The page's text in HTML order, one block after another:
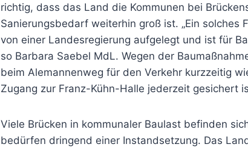
richtig, dass das Land die Kommunen bei
Sanierungsbedarf weiterhin groß ist. „Ein solches
von einer Landesregierung aufgelegt und ist für
so Barbara Saebel MdL. Wegen der
beim Alemannenweg für den Verkehr kurzzeitig
Zugang zur Franz-Kühn-Halle jederzeit gesichert
Viele Brücken in kommunaler Baulast befinden
bedürfen dringend einer Instandsetzung. Das